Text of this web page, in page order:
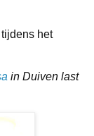
het
in Duiven last